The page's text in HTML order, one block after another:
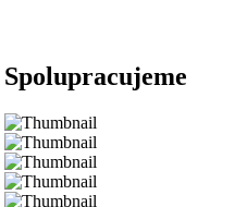
Spolupracujeme